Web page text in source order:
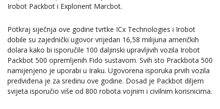
Irobot Packbot i Explonent Marcbot.
Potkraj siječnja ove godine tvrtke ICx Technologies i Irobot
dobile su zajednički ugovor vrijedan 16,58 milijuna američkih
dolara kako bi isporučile 100 daljinski upravljivih vozila Irobot
Packbot 500 opremljenih Fido sustavom. Svih sto Prackbota 500
namijenjeno je uporabi u Iraku. Ugovorena isporuka prvih vozila
predviđena je za sredinu ove godine. Dosad je Packbot diljem
svijeta isporučio više od 800 robota vojnim i civilnim korisnicima.